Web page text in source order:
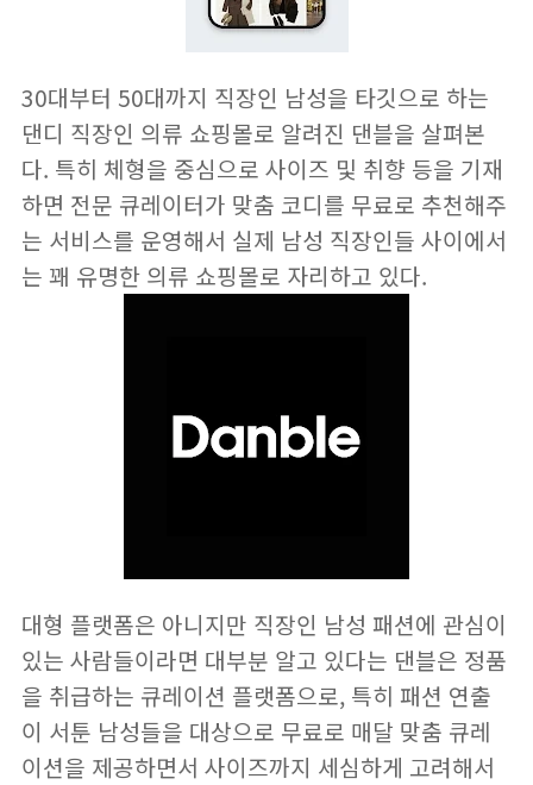
30대부터 50대까지 직장인 남성을 타깃으로 하는
댄디 직장인 의류 쇼핑몰로 알려진 댄블을 살펴본
다. 특히 체형을 중심으로 사이즈 및 취향 등을 기재
하면 전문 큐레이터가 맞춤 코디를 무료로 추천해주
는 서비스를 운영해서 실제 남성 직장인들 사이에서
는 꽤 유명한 의류 쇼핑몰로 자리하고 있다.
대형 플랫폼은 아니지만 직장인 남성 패션에 관심이
있는 사람들이라면 대부분 알고 있다는 댄블은 정품
을 취급하는 큐레이션 플랫폼으로, 특히 패션 연출
이 서툰 남성들을 대상으로 무료로 매달 맞춤 큐레
이션을 제공하면서 사이즈까지 세심하게 고려해서